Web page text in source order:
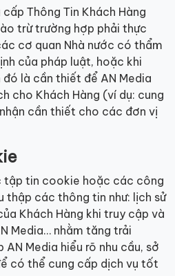
Thông Tin Khách Hàng
trừ trường hợp phải thực
cơ quan Nhà nước có thẩm
của pháp luật, hoặc khi
là cần thiết để AN Media
cho Khách Hàng (ví dụ: cung
cần thiết cho các đơn vị
tập tin cookie hoặc các công
thập các thông tin như: lịch sử
Khách Hàng khi truy cập và
Media… nhằm tăng trải
Media hiểu rõ nhu cầu, sở
có thể cung cấp dịch vụ tốt